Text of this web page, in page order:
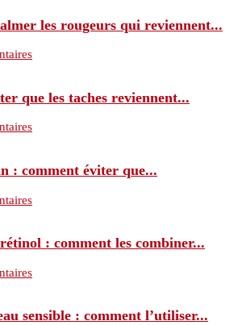
les rougeurs qui reviennent...
que les taches reviennent...
: comment éviter que...
: comment les combiner...
sensible : comment l’utiliser...